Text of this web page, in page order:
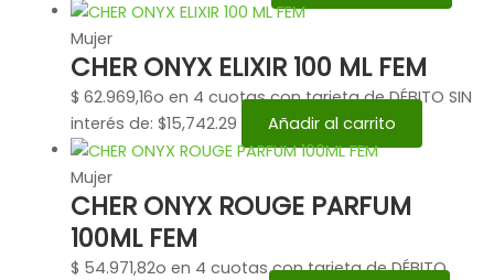
Mujer
CHER ONYX ELIXIR 100 ML FEM
$ 62.969,16o en 4 cuotas con tarjeta de DÉBITO SIN
interés de: $15,742.29
Añadir al carrito
Mujer
CHER ONYX ROUGE PARFUM
100ML FEM
$ 54.971,82o en 4 cuotas con tarjeta de DÉBITO